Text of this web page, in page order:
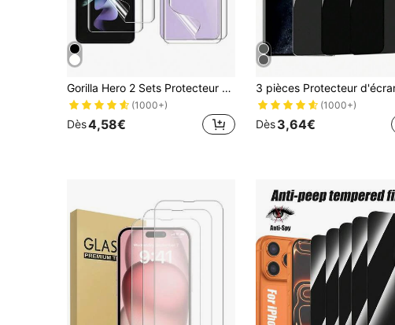
Gorilla Hero 2 Sets Protecteur d'écran arrière + Protecteur d'écran avant, Film souple, Film hydrogel, Déverrouillage par empreinte digitale, Résistant aux rayures, Matériau nano auto-cicatrisant pour les rayures, Compatible avec les écrans pliables , Avec outils de protection d'écran, Convient pour Galaxy Z Fold 8/Z Fold 8 Ultra/Z Flip 8/Z Flip 3/Galaxy Z Flip 4/Z Flip 5/Z Flip 6/Galaxy Z Fold 2/Galaxy Z Fold 3/Galaxy Z Fold 4/Galaxy Z Fold 5/Galaxy Z Fold 6
(1000+)
Dès4,58€
(1000+)
Dès3,64€